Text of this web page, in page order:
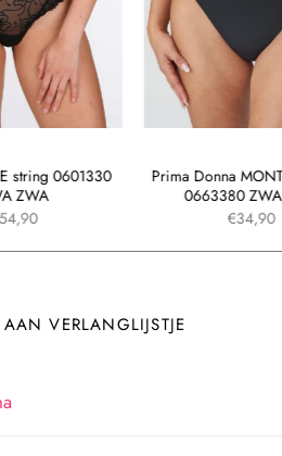
Prima Donna
0663380
€34,90
string 0601330
ZWA
VERLANGLIJSTJE